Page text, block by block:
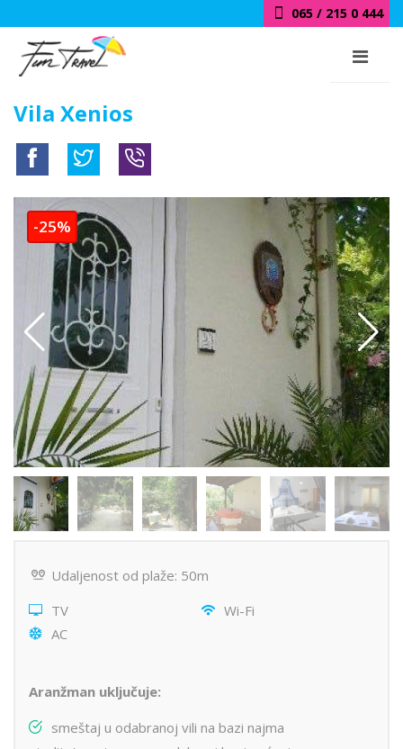
065 / 215 0 444
Vila Xenios
Udaljenost od plaže: 50m
TV
Wi-Fi
AC
Aranžman uključuje:
smeštaj u odabranoj vili na bazi najma